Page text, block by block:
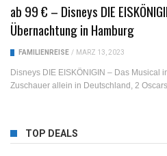
ab 99 € – Disneys DIE
Übernachtung in Hamburg
FAMILIENREISE / MÄRZ 13, 2023
Disneys DIE EISKÖNIGIN – Das Musical
Zuschauer allein in Deutschland, 2
TOP DEALS